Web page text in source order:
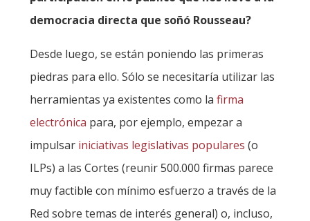
democracia directa que soñó Rousseau?
Desde luego, se están poniendo las primeras
piedras para ello. Sólo se necesitaría utilizar las
herramientas ya existentes como la firma
electrónica para, por ejemplo, empezar a
impulsar iniciativas legislativas populares (o
ILPs) a las Cortes (reunir 500.000 firmas parece
muy factible con mínimo esfuerzo a través de la
Red sobre temas de interés general) o, incluso,